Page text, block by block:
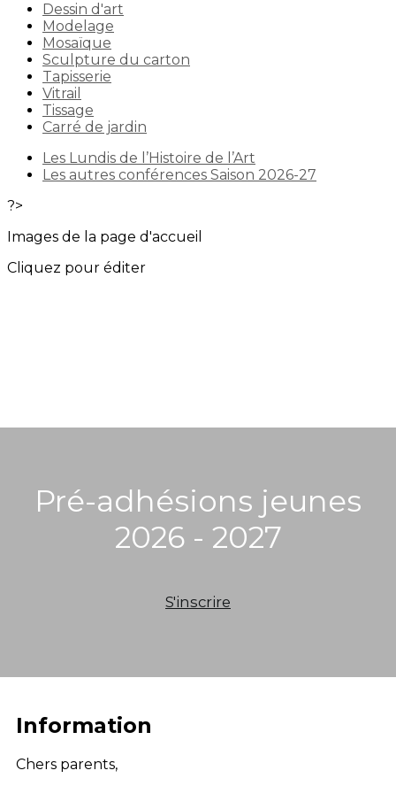
Dessin d'art
Modelage
Mosaïque
Sculpture du carton
Tapisserie
Vitrail
Tissage
Carré de jardin
Les Lundis de l’Histoire de l’Art
Les autres conférences Saison 2026-27
?>
Images de la page d'accueil
Cliquez pour éditer
Pré-adhésions jeunes
2026 - 2027
S'inscrire
Information
Chers parents,